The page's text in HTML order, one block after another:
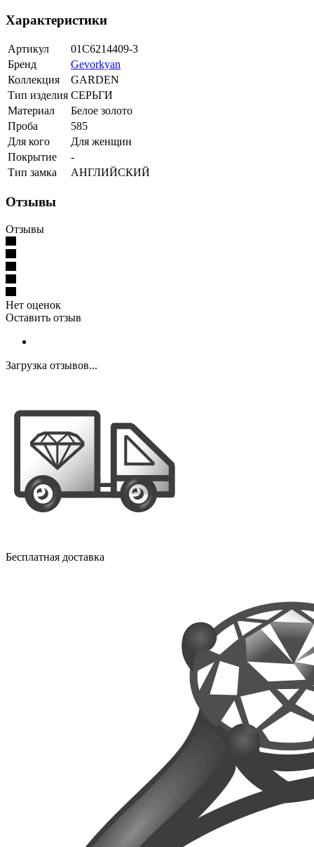
Характеристики
Артикул
01С6214409-3
Бренд
Gevorkyan
Коллекция
GARDEN
Тип изделия СЕРЬГИ
Материал
Белое золото
Проба
585
Для кого
Для женщин
Покрытие
-
Тип замка
АНГЛИЙСКИЙ
Отзывы
Отзывы
Нет оценок
Оставить отзыв
Загрузка отзывов...
Бесплатная доставка